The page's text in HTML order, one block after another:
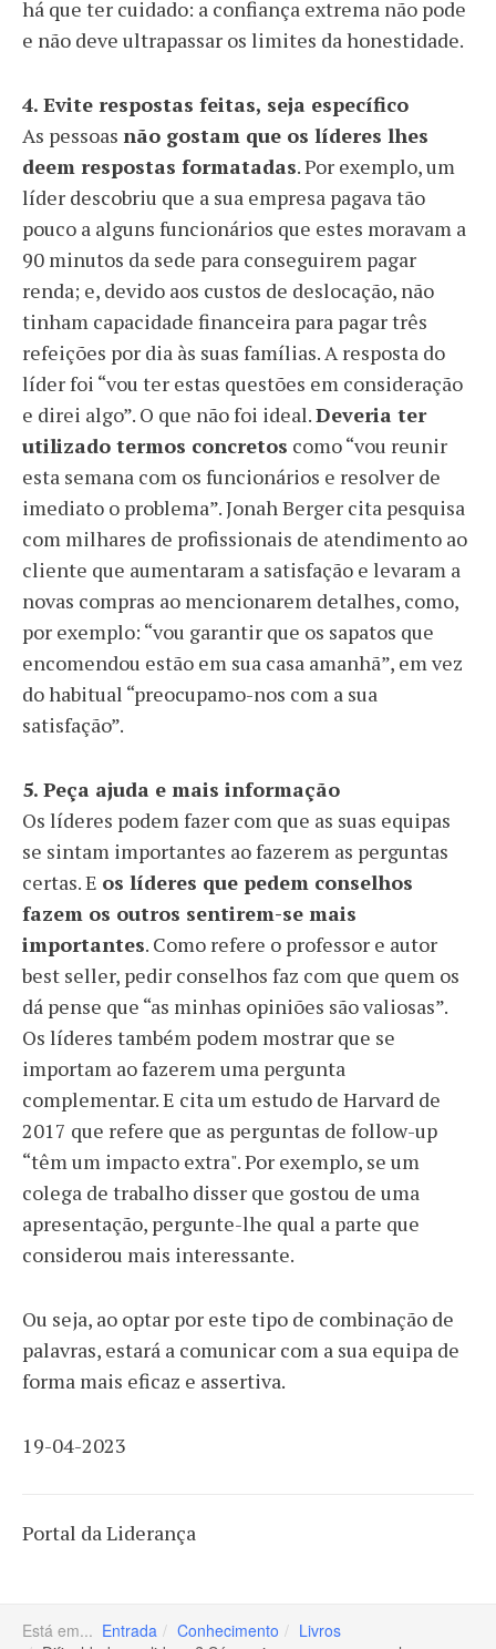
há que ter cuidado: a confiança extrema não pode
e não deve ultrapassar os limites da honestidade.
4. Evite respostas feitas, seja específico
As pessoas não gostam que os líderes lhes
deem respostas formatadas. Por exemplo, um
líder descobriu que a sua empresa pagava tão
pouco a alguns funcionários que estes moravam a
90 minutos da sede para conseguirem pagar
renda; e, devido aos custos de deslocação, não
tinham capacidade financeira para pagar três
refeições por dia às suas famílias. A resposta do
líder foi “vou ter estas questões em consideração
e direi algo”. O que não foi ideal.Deveria ter
utilizado termos concretos como “vou reunir
esta semana com os funcionários e resolver de
imediato o problema”. Jonah Berger cita pesquisa
com milhares de profissionais de atendimento ao
cliente que aumentaram a satisfação e levaram a
novas compras ao mencionarem detalhes, como,
por exemplo: “vou garantir que os sapatos que
encomendou estão em sua casa amanhã”, em vez
do habitual “preocupamo-nos com a sua
satisfação”.
5. Peça ajuda e mais informação
Os líderes podem fazer com que as suas equipas
se sintam importantes ao fazerem as perguntas
certas. E os líderes que pedem conselhos
fazem os outros sentirem-se mais
importantes. Como refere o professor e autor
best seller, pedir conselhos faz com que quem os
dá pense que “as minhas opiniões são valiosas”.
Os líderes também podem mostrar que se
importam ao fazerem uma pergunta
complementar. E cita um estudo de Harvard de
2017 que refere que as perguntas de follow-up
“têm um impacto extra". Por exemplo, se um
colega de trabalho disser que gostou de uma
apresentação, pergunte-lhe qual a parte que
considerou mais interessante.
Ou seja, ao optar por este tipo de combinação de
palavras, estará a comunicar com a sua equipa de
forma mais eficaz e assertiva.
19-04-2023
Portal da Liderança
Está em... Entrada Conhecimento
Livros